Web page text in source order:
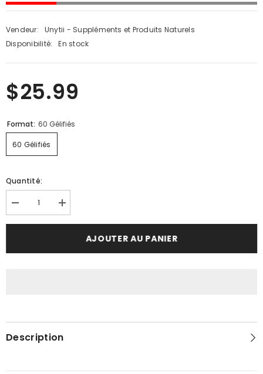
Vendeur:
Unytii - Suppléments et Produits Naturels
Disponibilité:
En stock
$25.99
Format: 60 Gélifiés
60 Gélifiés
Quantité:
Diminuer
la
quantité
Augmenter
la
quantité
AJOUTER AU PANIER
Description